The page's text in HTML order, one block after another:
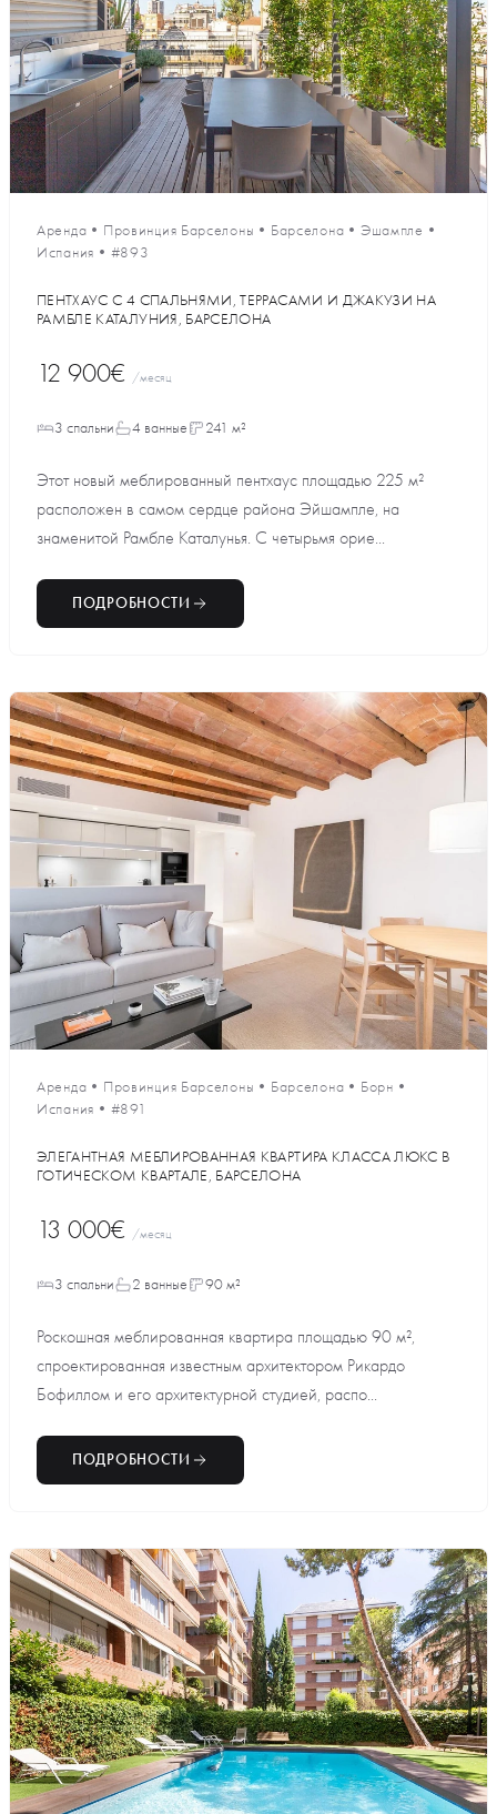
Аренда • Провинция Барселоны • Барселона • Эшампле •
Испания • #893
ПЕНТХАУС С 4 СПАЛЬНЯМИ, ТЕРРАСАМИ И ДЖАКУЗИ НА
РАМБЛЕ КАТАЛУНИЯ, БАРСЕЛОНА
12 900€ /месяц
3 спальни 4 ванные 241 м²
Этот новый меблированный пентхаус площадью 225 м²
расположен в самом сердце района Эйшампле, на
знаменитой Рамбле Каталунья. С четырьмя орие...
ПОДРОБНОСТИ
Аренда • Провинция Барселоны • Барселона • Борн •
Испания • #891
ЭЛЕГАНТНАЯ МЕБЛИРОВАННАЯ КВАРТИРА КЛАССА ЛЮКС В
ГОТИЧЕСКОМ КВАРТАЛЕ, БАРСЕЛОНА
13 000€ /месяц
3 спальни 2 ванные 90 м²
Роскошная меблированная квартира площадью 90 м²,
спроектированная известным архитектором Рикардо
Бофиллом и его архитектурной студией, распо...
ПОДРОБНОСТИ